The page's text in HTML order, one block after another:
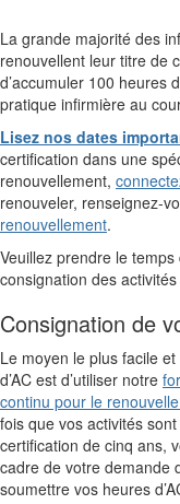
La grande majorité des
renouvellent leur titre de
d’accumuler 100 heures
pratique infirmière au
Lisez nos dates
certification dans une
renouvellement,
renouveler, renseignez-
renouvellement.
Veuillez prendre le
consignation des
Consignation de
Le moyen le plus facile
d’AC est d’utiliser notre
continu pour le
fois que vos activités
certification de cinq ans,
cadre de votre demande
soumettre vos heures